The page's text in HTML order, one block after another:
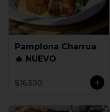
Pamplona Charrua
🔥 NUEVO
$16.600